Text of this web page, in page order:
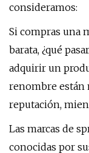
consideramos:
Si compras una
barata, ¿qué
adquirir un
renombre están
reputación,
Las marcas de
conocidas por